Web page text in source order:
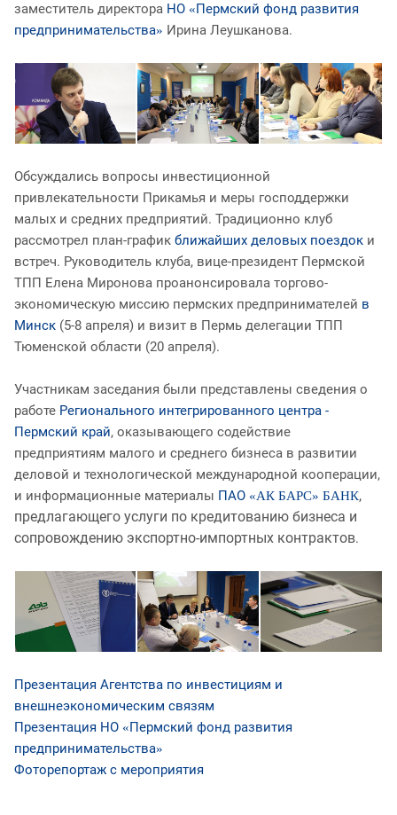
заместитель директора НО «Пермский фонд развития
предпринимательства» Ирина Леушканова.
Обсуждались вопросы инвестиционной
привлекательности Прикамья и меры господдержки
малых и средних предприятий. Традиционно клуб
рассмотрел план-график ближайших деловых поездок и
встреч. Руководитель клуба, вице-президент Пермской
ТПП Елена Миронова проанонсировала торгово-
экономическую миссию пермских предпринимателей в
Минск (5-8 апреля) и визит в Пермь делегации ТПП
Тюменской области (20 апреля).
Участникам заседания были представлены сведения о
работе Регионального интегрированного центра -
Пермский край, оказывающего содействие
предприятиям малого и среднего бизнеса в развитии
деловой и технологической международной кооперации,
и информационные материалы ПАО «АК БАРС» БАНК,
предлагающего услуги по кредитованию бизнеса и
сопровождению экспортно-импортных контрактов.
Презентация Агентства по инвестициям и
внешнеэкономическим связям
Презентация НО «Пермский фонд развития
предпринимательства»
Фоторепортаж с мероприятия